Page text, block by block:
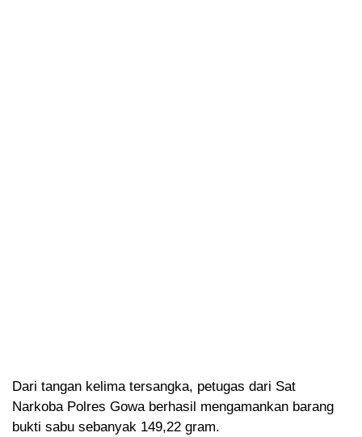
Dari tangan kelima tersangka, petugas dari Sat
Narkoba Polres Gowa berhasil mengamankan barang
bukti sabu sebanyak 149,22 gram.